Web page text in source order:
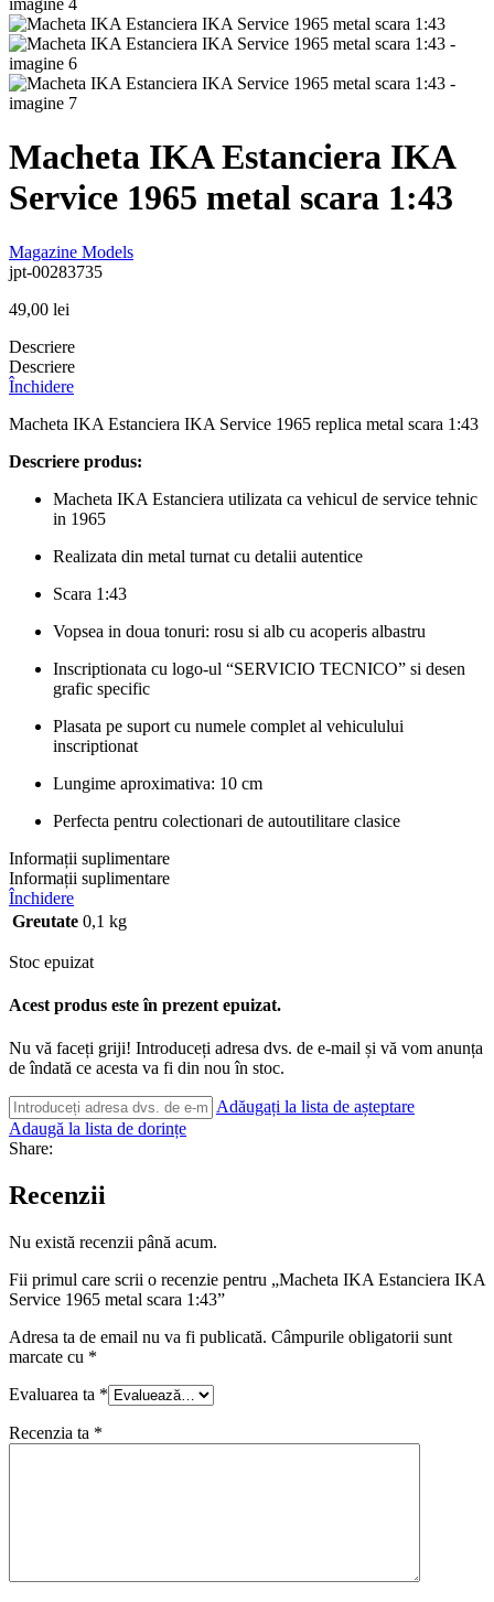
Macheta IKA Estanciera IKA
Service 1965 metal scara 1:43
Magazine Models
jpt-00283735
49,00 lei
Descriere
Descriere
Închidere
Macheta IKA Estanciera IKA Service 1965 replica metal scara 1:43
Descriere produs:
Macheta IKA Estanciera utilizata ca vehicul de service tehnic
in 1965
Realizata din metal turnat cu detalii autentice
Scara 1:43
Vopsea in doua tonuri: rosu si alb cu acoperis albastru
Inscriptionata cu logo-ul “SERVICIO TECNICO” si desen
grafic specific
Plasata pe suport cu numele complet al vehiculului
inscriptionat
Lungime aproximativa: 10 cm
Perfecta pentru colectionari de autoutilitare clasice
Informații suplimentare
Informații suplimentare
Închidere
Greutate 0,1 kg
Stoc epuizat
Acest produs este în prezent epuizat.
Nu vă faceți griji! Introduceți adresa dvs. de e-mail și vă vom anunța
de îndată ce acesta va fi din nou în stoc.
Adăugați la lista de așteptare
Adaugă la lista de dorințe
Share:
Recenzii
Nu există recenzii până acum.
Fii primul care scrii o recenzie pentru „Macheta IKA Estanciera IKA
Service 1965 metal scara 1:43”
Adresa ta de email nu va fi publicată. Câmpurile obligatorii sunt
marcate cu *
Evaluarea ta *
Recenzia ta *